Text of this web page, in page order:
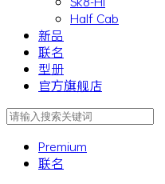
Half Cab
新品
联名
型册
官方旗舰店
Premium
联名